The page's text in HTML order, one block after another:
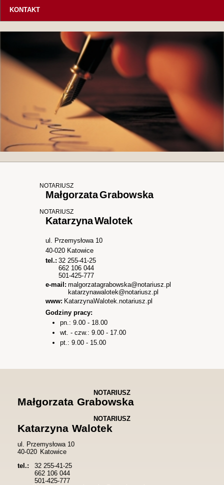
KONTAKT
NOTARIUSZ
MałgorzataGrabowska
NOTARIUSZ
KatarzynaWalotek
ul. Przemysłowa 10
40-020 Katowice
tel.: 32 255-41-25
662 106 044
501-425-777
e-mail: malgorzatagrabowska@notariusz.pl
katarzynawalotek@notariusz.pl
www: KatarzynaWalotek.notariusz.pl
Godziny pracy:
pn.: 9.00 - 18.00
wt. - czw.: 9.00 - 17.00
pt.: 9.00 - 15.00
NOTARIUSZ
Małgorzata Grabowska
NOTARIUSZ
Katarzyna Walotek
ul. Przemysłowa 10
40-020 Katowice
tel.:
32 255-41-25
662 106 044
501-425-777